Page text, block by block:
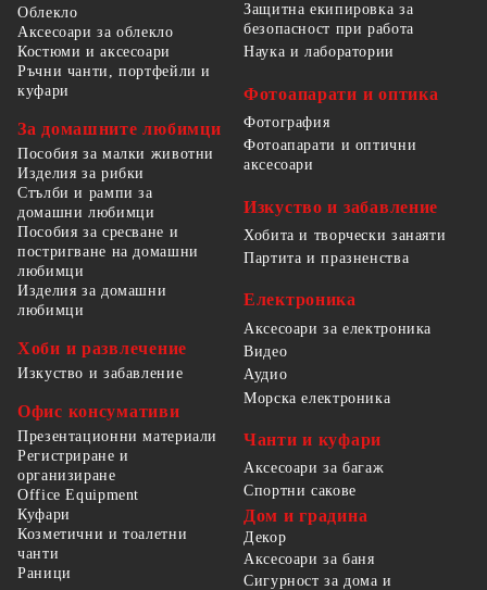
Облекло
Аксесоари за облекло
Костюми и аксесоари
Ръчни чанти, портфейли и
куфари
За домашните любимци
Пособия за малки животни
Изделия за рибки
Стълби и рампи за
домашни любимци
Пособия за сресване и
постригване на домашни
любимци
Изделия за домашни
любимци
Хоби и развлечение
Изкуство и забавление
Офис консумативи
Презентационни материали
Регистриране и
организиране
Office Equipment
Защитна екипировка за
безопасност при работа
Наука и лаборатории
Фотоапарати и оптика
Фотография
Фотоапарати и оптични
аксесоари
Изкуство и забавление
Хобита и творчески занаяти
Партита и празненства
Електроника
Аксесоари за електроника
Видео
Аудио
Морска електроника
Чанти и куфари
Аксесоари за багаж
Спортни сакове
Куфари
Козметични и тоалетни
чанти
Раници
Дом и градина
Декор
Аксесоари за баня
Сигурност за дома и